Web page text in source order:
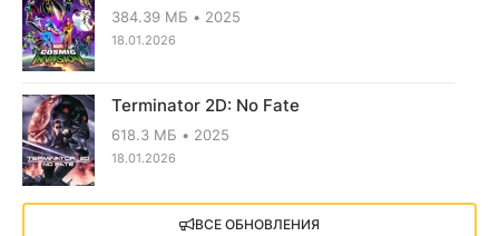
384.39 МБ 2025
18.01.2026
Terminator 2D: No Fate
618.3 МБ 2025
18.01.2026
X4: Foundations (2018)
ВСЕ ОБНОВЛЕНИЯ